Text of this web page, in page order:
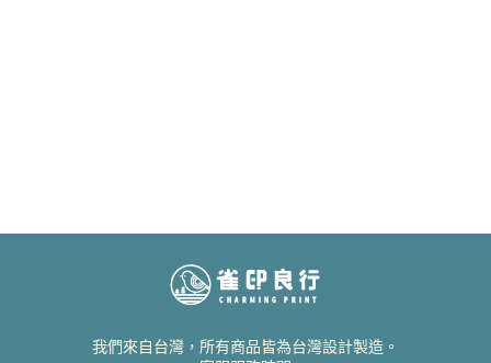
我們來自台灣，所有商品皆為台灣設計製造。